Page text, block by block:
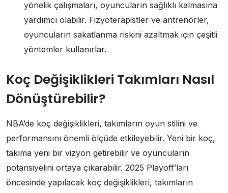
yönelik çalışmaları, oyuncuların sağlıklı kalmasına
yardımcı olabilir. Fizyoterapistler ve antrenörler,
oyuncuların sakatlanma riskini azaltmak için çeşitli
yöntemler kullanırlar.
Koç Değişiklikleri Takımları Nasıl
Dönüştürebilir?
NBA’de koç değişiklikleri, takımların oyun stilini ve
performansını önemli ölçüde etkileyebilir. Yeni bir koç,
takıma yeni bir vizyon getirebilir ve oyuncuların
potansiyelini ortaya çıkarabilir. 2025 Playoff’ları
öncesinde yapılacak koç değişiklikleri, takımların